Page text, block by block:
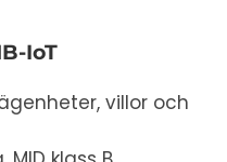
IoT
villor och